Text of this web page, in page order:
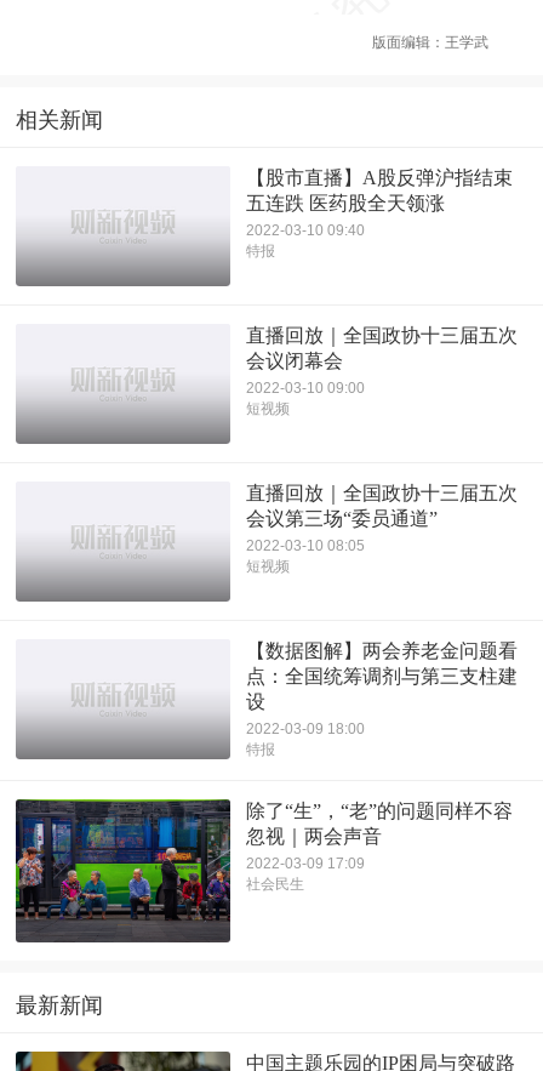
版面编辑：王学武
相关新闻
【股市直播】A股反弹沪指结束
五连跌 医药股全天领涨
2022-03-10 09:40
特报
直播回放｜全国政协十三届五次
会议闭幕会
2022-03-10 09:00
短视频
直播回放｜全国政协十三届五次
会议第三场“委员通道”
2022-03-10 08:05
短视频
【数据图解】两会养老金问题看
点：全国统筹调剂与第三支柱建
设
2022-03-09 18:00
特报
除了“生”，“老”的问题同样不容
忽视｜两会声音
2022-03-09 17:09
社会民生
最新新闻
中国主题乐园的IP困局与突破路